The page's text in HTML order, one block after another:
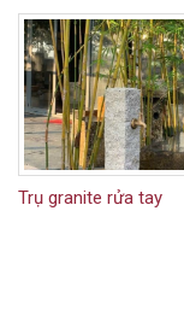
Trụ granite rửa tay